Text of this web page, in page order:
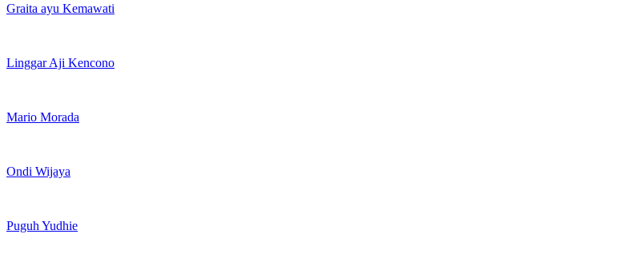
Graita ayu Kemawati
Linggar Aji Kencono
Mario Morada
Ondi Wijaya
Puguh Yudhie